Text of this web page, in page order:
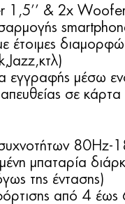
1,5’’ & 2x Woofer
έτοιμες
εγγραφής μέσω
σε κάρτα
80Hz-
μπαταρία
της έντασης)
από 4 έως